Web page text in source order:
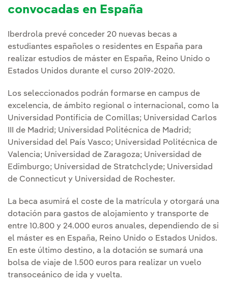
convocadas en España
Iberdrola prevé conceder 20 nuevas becas a
estudiantes españoles o residentes en España para
realizar estudios de máster en España, Reino Unido o
Estados Unidos durante el curso 2019-2020.
Los seleccionados podrán formarse en campus de
excelencia, de ámbito regional o internacional, como la
Universidad Pontificia de Comillas; Universidad Carlos
III de Madrid; Universidad Politécnica de Madrid;
Universidad del País Vasco; Universidad Politécnica de
Valencia; Universidad de Zaragoza; Universidad de
Edimburgo; Universidad de Stratchclyde; Universidad
de Connecticut y Universidad de Rochester.
La beca asumirá el coste de la matrícula y otorgará una
dotación para gastos de alojamiento y transporte de
entre 10.800 y 24.000 euros anuales, dependiendo de si
el máster es en España, Reino Unido o Estados Unidos.
En este último destino, a la dotación se sumará una
bolsa de viaje de 1.500 euros para realizar un vuelo
transoceánico de ida y vuelta.